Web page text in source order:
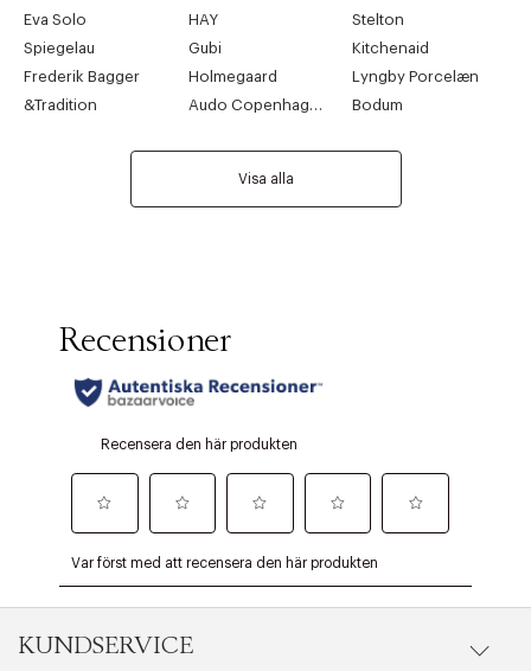
Eva Solo
HAY
Stelton
Spiegelau
Gubi
Kitchenaid
Frederik Bagger
Holmegaard
Lyngby Porcelæn
&Tradition
Audo Copenhagen Bodum
Visa alla
KUNDSERVICE